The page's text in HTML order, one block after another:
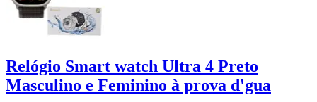
Relógio Smart watch Ultra 4 Preto
Masculino e Feminino à prova d'gua